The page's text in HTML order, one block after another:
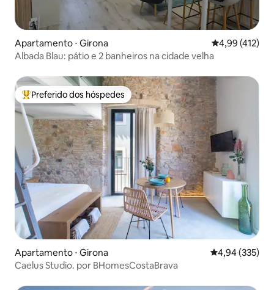
Apartamento ⋅ Girona 4,99 de uma
4,99 (412)
Albada Blau: pátio e 2 banheiros na cidade velha
Entre os melhores preferidos dos hóspedes
Preferido dos hóspedes
Apartamento ⋅ Girona 4,94 de uma
4,94 (335)
Caelus Studio. por BHomesCostaBrava